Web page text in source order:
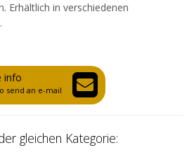
Erhältlich in verschiedenen
info
send an e-mail
gleichen Kategorie: